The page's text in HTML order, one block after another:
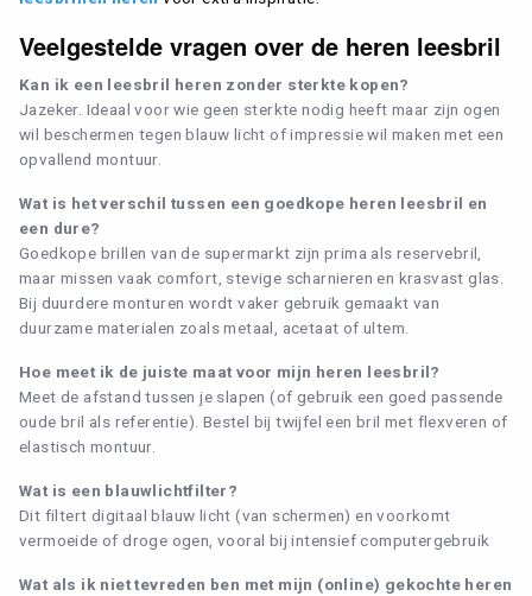
Veelgestelde vragen over de heren leesbril
Kan ik een leesbril heren zonder sterkte kopen?
Jazeker. Ideaal voor wie geen sterkte nodig heeft maar zijn ogen
wil beschermen tegen blauw licht of impressie wil maken met een
opvallend montuur.
Wat is het verschil tussen een goedkope heren leesbril en
een dure?
Goedkope brillen van de supermarkt zijn prima als reservebril,
maar missen vaak comfort, stevige scharnieren en krasvast glas.
Bij duurdere monturen wordt vaker gebruik gemaakt van
duurzame materialen zoals metaal, acetaat of ultem.
Hoe meet ik de juiste maat voor mijn heren leesbril?
Meet de afstand tussen je slapen (of gebruik een goed passende
oude bril als referentie). Bestel bij twijfel een bril met flexveren of
elastisch montuur.
Wat is een blauwlichtfilter?
Dit filtert digitaal blauw licht (van schermen) en voorkomt
vermoeide of droge ogen, vooral bij intensief computergebruik
Wat als ik niet tevreden ben met mijn (online) gekochte heren